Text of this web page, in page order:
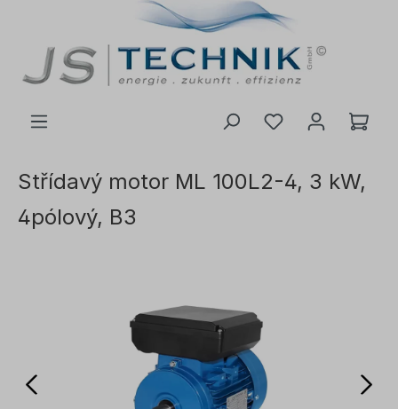
Střídavý motor ML 100L2-4, 3 kW,
4pólový, B3